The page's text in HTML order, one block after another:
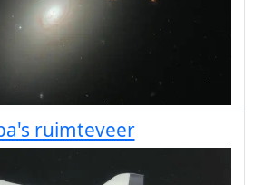
ruimteveer